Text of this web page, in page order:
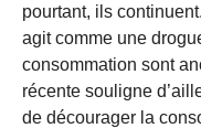
pourtant, ils
agit comme une
consommation sont
récente souligne
de décourager la